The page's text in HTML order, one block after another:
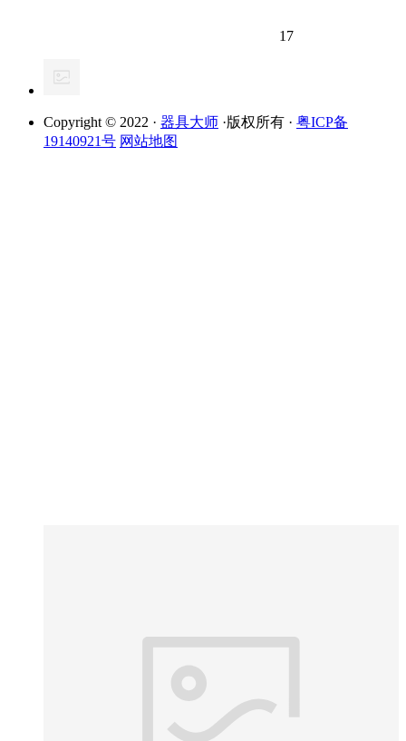
17
Copyright © 2022 · 器具大师 ·版权所有 · 粤ICP备
19140921号 网站地图